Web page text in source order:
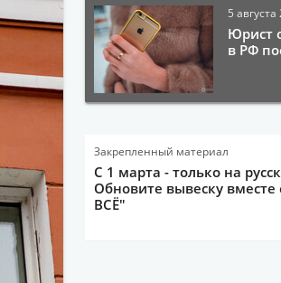
5 августа
Юрист
в РФ
Закрепленный материал
С 1 марта - только на
Обновите вывеску вместе
ВСЁ"